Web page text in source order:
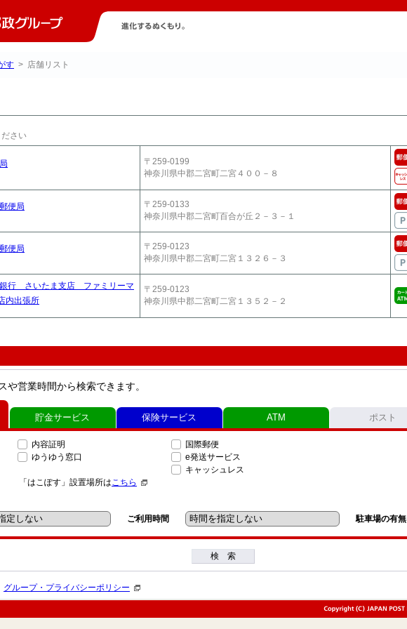
す > 店舗リスト
さい
〒259-0199
神奈川県中郡二宮町二宮４００－８
便局
〒259-0133
神奈川県中郡二宮町百合が丘２－３－１
便局
〒259-0123
神奈川県中郡二宮町二宮１３２６－３
行 さいたま支店 ファミリーマ
内出張所
〒259-0123
神奈川県中郡二宮町二宮１３５２－２
や営業時間から検索できます。
内容証明
ゆうゆう窓口
「はこぽす」設置場所はこちら
国際郵便
e発送サービス
キャッシュレス
ご利用時間 駐車場の有無
貯金サービス 保険サービス ATM ポスト
検 索
グループ・プライバシーポリシー